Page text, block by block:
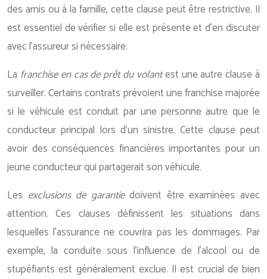
des amis ou à la famille, cette clause peut être restrictive. Il
est essentiel de vérifier si elle est présente et d’en discuter
avec l’assureur si nécessaire.
La franchise en cas de prêt du volantest une autre clause à
surveiller. Certains contrats prévoient une franchise majorée
si le véhicule est conduit par une personne autre que le
conducteur principal lors d’un sinistre. Cette clause peut
avoir des conséquences financières importantes pour un
jeune conducteur qui partagerait son véhicule.
Les exclusions de garantiedoivent être examinées avec
attention. Ces clauses définissent les situations dans
lesquelles l’assurance ne couvrira pas les dommages. Par
exemple, la conduite sous l’influence de l’alcool ou de
stupéfiants est généralement exclue. Il est crucial de bien